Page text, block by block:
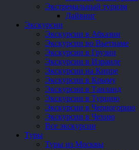
Экстремальный туризм
Дайвинг
Экскурсии
Экскурсии в Абхазии
Экскурсии во Вьетнаме
Экскурсии в Грузии
Экскурсии в Израиле
Экскурсии на Кипре
Экскурсии в Крыму
Экскурсии в Таиланд
Экскурсии в Турцию
Экскурсии в Черногорию
Экскурсии в Чехию
Все экскурсии
Туры
Туры из Москвы